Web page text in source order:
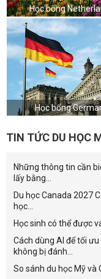
Học bổng
Học bổng
TIN TỨC DU HỌC
Những thông tin cần
lấy bằng...
Du học Canada 2027
học...
Học sinh có thể được
Cách dùng AI để tối
không bị đánh...
So sánh du học Mỹ và